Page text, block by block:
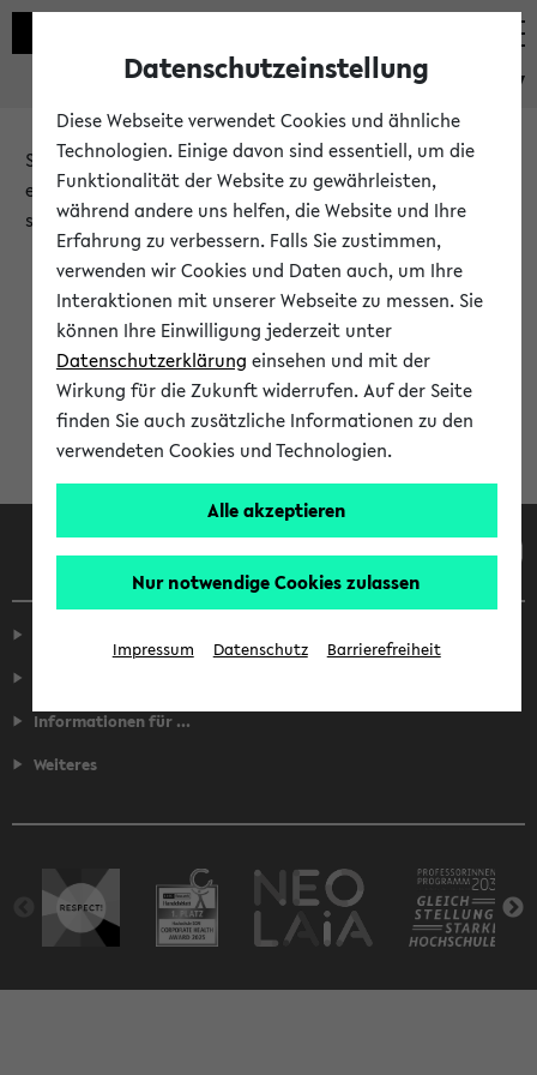
eKVV
Sie möchten auf eine eKVV Funktion zugreifen, die Ihnen
erst nach einer Anmeldung am System zur Verfügung
steht.
Bitte melden Sie sich an:
Anmeldung am eKVV
Informationen für ...
Weiteres
Datenschutzeinstellung
Diese Webseite verwendet Cookies und ähnliche
Technologien. Einige davon sind essentiell, um die
Funktionalität der Website zu gewährleisten,
während andere uns helfen, die Website und Ihre
Erfahrung zu verbessern. Falls Sie zustimmen,
verwenden wir Cookies und Daten auch, um Ihre
Interaktionen mit unserer Webseite zu messen. Sie
können Ihre Einwilligung jederzeit unter
Datenschutzerklärung einsehen und mit der
Wirkung für die Zukunft widerrufen. Auf der Seite
finden Sie auch zusätzliche Informationen zu den
verwendeten Cookies und Technologien.
Alle akzeptieren
Nur notwendige Cookies zulassen
Impressum Datenschutz Barrierefreiheit